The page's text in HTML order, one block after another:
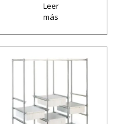
Leer
más